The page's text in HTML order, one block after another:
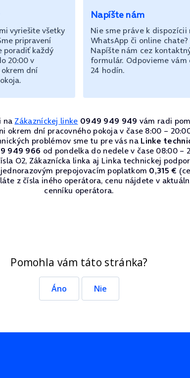
vyriešite všetky
pripravení
poradiť každý
20:00 v
dní
Napíšte nám
Nie sme práve k dispozícii
WhatsApp či online chate?
Napíšte nám cez
formulár. Odpovieme vám
24 hodín.
na Zákazníckej linke 0949 949 949 vám radi
okrem dní pracovného pokoja v čase 8:00 –
problémov sme tu pre vás na Linke
949 966 od pondelka do nedele v čase 08:00 –
O2, Zákaznícka linka aj Linka technickej
prepojovacím poplatkom 0,315 €
z čísla iného operátora, cenu nájdete v
cenníku operátora.
Pomohla vám táto stránka?
Áno Nie